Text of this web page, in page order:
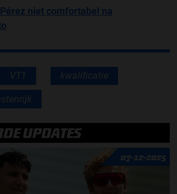
niet comfortabel na
VT1 kwalificatie
UPDATES
07-12-2025